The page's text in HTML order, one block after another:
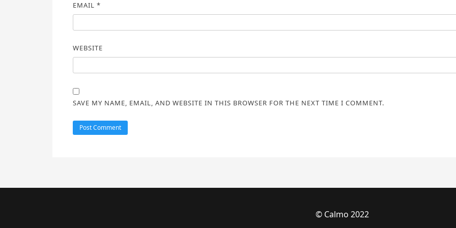
EMAIL*
WEBSITE
SAVE MY NAME, EMAIL, AND WEBSITE IN THIS BROWSER FOR THE NEXT TIME I COMMENT.
© Calmo 2022